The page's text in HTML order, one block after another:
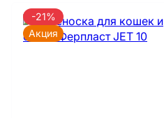
-21%
Акция